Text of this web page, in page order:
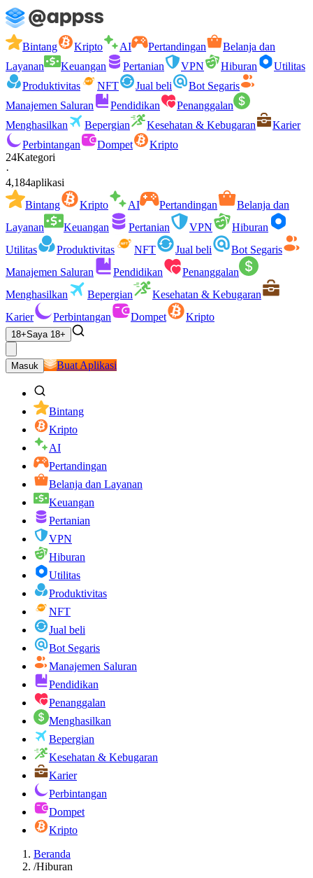
Bintang Kripto AI Pertandingan
Belanja dan
Layanan
Keuangan Pertanian VPN Hiburan
Utilitas
Produktivitas
NFT Jual beli
Bot Segaris
Manajemen Saluran
Pendidikan
Penanggalan
Menghasilkan
Bepergian Kesehatan & Kebugaran
Karier
Perbintangan
Dompet
Kripto
24Kategori
·
4,184aplikasi
Bintang
Kripto AI Pertandingan
Belanja dan
Layanan
Keuangan Pertanian VPN
Hiburan
Utilitas
Produktivitas NFT Jual beli
Bot Segaris
Manajemen Saluran
Pendidikan
Penanggalan
Menghasilkan
Bepergian
Kesehatan & Kebugaran
Karier
Perbintangan Dompet Kripto
18+Saya 18+
Masuk Buat Aplikasi
Bintang
Kripto
AI
Pertandingan
Belanja dan Layanan
Keuangan
Pertanian
VPN
Hiburan
Utilitas
Produktivitas
NFT
Jual beli
Bot Segaris
Manajemen Saluran
Pendidikan
Penanggalan
Menghasilkan
Bepergian
Kesehatan & Kebugaran
Karier
Perbintangan
Dompet
Kripto
Beranda
/Hiburan